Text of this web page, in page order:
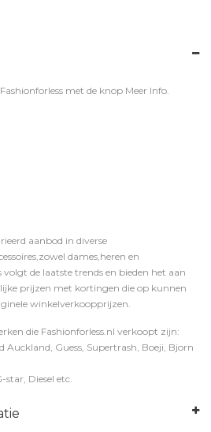
Fashionforless met de knop Meer Info.
aanbod in diverse
dames,heren en
volgt de laatste trends en bieden het aan
prijzen met kortingen die op kunnen
winkelverkoopprijzen.
die Fashionforless.nl verkoopt zijn:
Auckland, Guess, Supertrash, Boeji, Bjorn
Diesel etc.